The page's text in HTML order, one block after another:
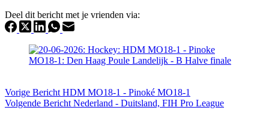
Deel dit bericht met je vrienden via:
Vorige Bericht HDM MO18-1 - Pinoké MO18-1
Volgende Bericht Nederland - Duitsland, FIH Pro League